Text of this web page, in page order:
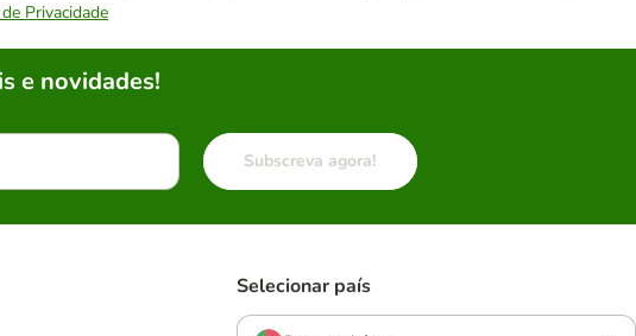
Privacidade
e novidades!
Subscreva agora!
Selecionar país